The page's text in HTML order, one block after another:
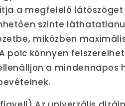
a megfelelő
szinte
miközben
polc könnyen
a mindennapos